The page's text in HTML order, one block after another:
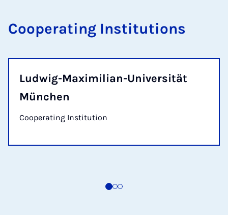
Cooperating Institutions
Ludwig-Maximilian-Universität
München
Cooperating Institution